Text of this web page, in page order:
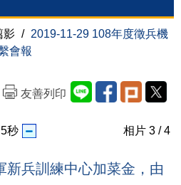
影 / 2019-11-29 108年度徵兵機
會報
友善列印
5秒 相片 3 / 4
新兵訓練中心加菜金，由